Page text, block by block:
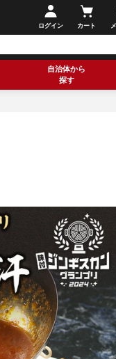
ログイン カート
自治体から
探す